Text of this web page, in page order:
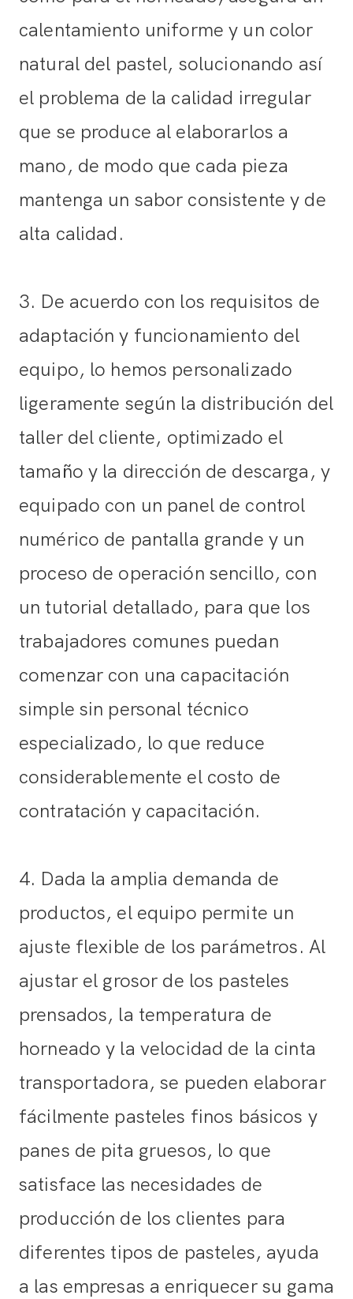
calentamiento uniforme y un color
natural del pastel, solucionando así
el problema de la calidad irregular
que se produce al elaborarlos a
mano, de modo que cada pieza
mantenga un sabor consistente y de
alta calidad.
3. De acuerdo con los requisitos de
adaptación y funcionamiento del
equipo, lo hemos personalizado
ligeramente según la distribución del
taller del cliente, optimizado el
tamaño y la dirección de descarga, y
equipado con un panel de control
numérico de pantalla grande y un
proceso de operación sencillo, con
un tutorial detallado, para que los
trabajadores comunes puedan
comenzar con una capacitación
simple sin personal técnico
especializado, lo que reduce
considerablemente el costo de
contratación y capacitación.
4. Dada la amplia demanda de
productos, el equipo permite un
ajuste flexible de los parámetros. Al
ajustar el grosor de los pasteles
prensados, la temperatura de
horneado y la velocidad de la cinta
transportadora, se pueden elaborar
fácilmente pasteles finos básicos y
panes de pita gruesos, lo que
satisface las necesidades de
producción de los clientes para
diferentes tipos de pasteles, ayuda
a las empresas a enriquecer su gama